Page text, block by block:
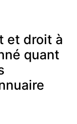
et droit à
quant